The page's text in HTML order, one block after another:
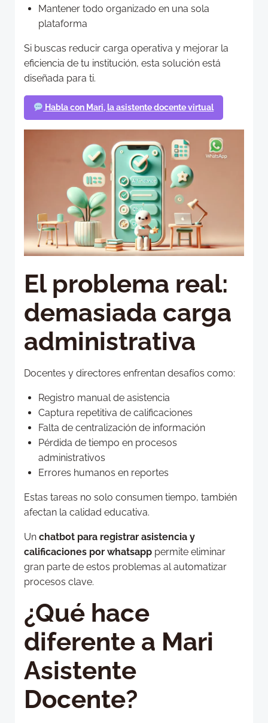
Mantener todo organizado en una sola
plataforma
Si buscas reducir carga operativa y mejorar la
eficiencia de tu institución, esta solución está
diseñada para ti.
Habla con Mari, la asistente docente virtual
El problema real:
demasiada carga
administrativa
Docentes y directores enfrentan desafíos como:
Registro manual de asistencia
Captura repetitiva de calificaciones
Falta de centralización de información
Pérdida de tiempo en procesos
administrativos
Errores humanos en reportes
Estas tareas no solo consumen tiempo, también
afectan la calidad educativa.
Un chatbot para registrar asistencia y
calificaciones por whatsapp permite eliminar
gran parte de estos problemas al automatizar
procesos clave.
¿Qué hace
diferente a Mari
Asistente
Docente?